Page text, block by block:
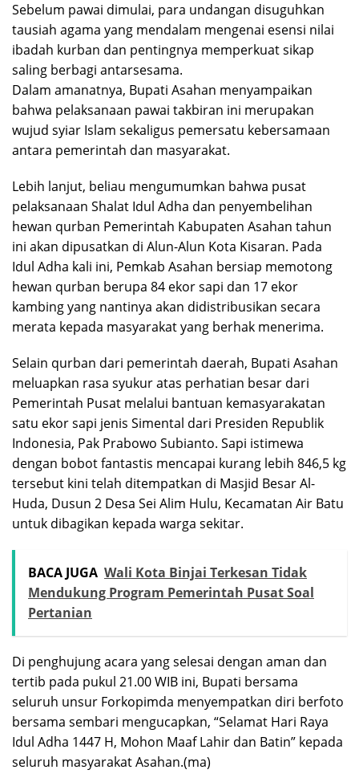
Sebelum pawai dimulai, para undangan disuguhkan
tausiah agama yang mendalam mengenai esensi nilai
ibadah kurban dan pentingnya memperkuat sikap
saling berbagi antarsesama.
​Dalam amanatnya, Bupati Asahan menyampaikan
bahwa pelaksanaan pawai takbiran ini merupakan
wujud syiar Islam sekaligus pemersatu kebersamaan
antara pemerintah dan masyarakat.
Lebih lanjut, beliau mengumumkan bahwa pusat
pelaksanaan Shalat Idul Adha dan penyembelihan
hewan qurban Pemerintah Kabupaten Asahan tahun
ini akan dipusatkan di Alun-Alun Kota Kisaran. Pada
Idul Adha kali ini, Pemkab Asahan bersiap memotong
hewan qurban berupa 84 ekor sapi dan 17 ekor
kambing yang nantinya akan didistribusikan secara
merata kepada masyarakat yang berhak menerima.
​Selain qurban dari pemerintah daerah, Bupati Asahan
meluapkan rasa syukur atas perhatian besar dari
Pemerintah Pusat melalui bantuan kemasyarakatan
satu ekor sapi jenis Simental dari Presiden Republik
Indonesia, Pak Prabowo Subianto. Sapi istimewa
dengan bobot fantastis mencapai kurang lebih 846,5 kg
tersebut kini telah ditempatkan di Masjid Besar Al-
Huda, Dusun 2 Desa Sei Alim Hulu, Kecamatan Air Batu
untuk dibagikan kepada warga sekitar.
BACA JUGA Wali Kota Binjai Terkesan Tidak
Mendukung Program Pemerintah Pusat Soal
Pertanian
Di penghujung acara yang selesai dengan aman dan
tertib pada pukul 21.00 WIB ini, Bupati bersama
seluruh unsur Forkopimda menyempatkan diri berfoto
bersama sembari mengucapkan, “Selamat Hari Raya
Idul Adha 1447 H, Mohon Maaf Lahir dan Batin” kepada
seluruh masyarakat Asahan.(ma)